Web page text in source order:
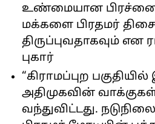
உண்மையான
மக்களை பிரதமர் திசை
திருப்புவதாகவும் என
புகார்
“கிராமப்புற
அதிமுகவின்
வந்துவிட்டது.